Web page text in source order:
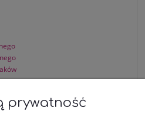
prywatność